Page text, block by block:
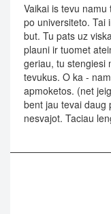
Vaikai is tevu
po universiteto. Tai
but. Tu pats uz
plauni ir tuomet
geriau, tu stengiesi
tevukus. O ka -
apmoketos. (net
bent jau tevai daug
nesvajot. Taciau